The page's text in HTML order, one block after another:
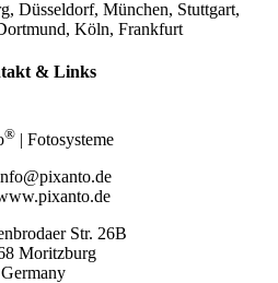
Düsseldorf, München, Stuttgart,
Köln, Frankfurt
& Links
®| Fotosysteme
Str. 26B
Moritzburg
Germany